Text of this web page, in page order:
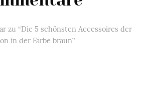
zu “Die 5 schönsten Accessoires der
in der Farbe braun”